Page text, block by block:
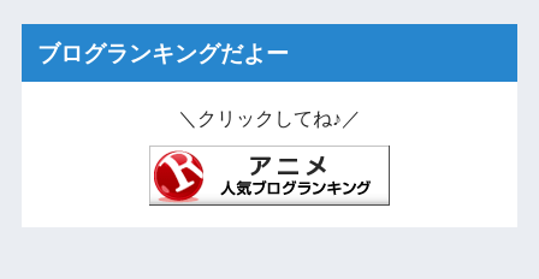
ブログランキングだよー
＼クリックしてね♪／